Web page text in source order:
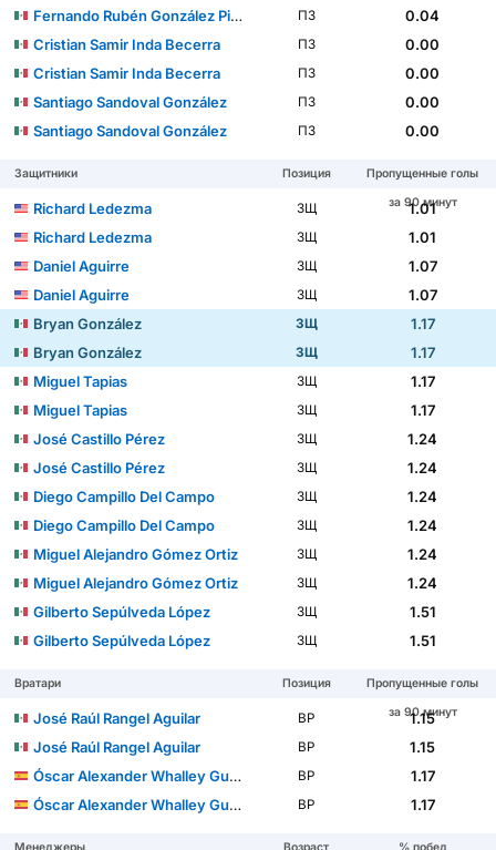
Fernando Rubén González Pineda
ПЗ
0.04
Cristian Samir Inda Becerra
ПЗ
0.00
Cristian Samir Inda Becerra
ПЗ
0.00
Santiago Sandoval González
ПЗ
0.00
Santiago Sandoval González
ПЗ 0.00
Защитники Позиция
Пропущенные голы
за 90 минут
Richard Ledezma ЗЩ
1.01
Richard Ledezma
ЗЩ
1.01
Daniel Aguirre
ЗЩ
1.07
Daniel Aguirre
ЗЩ
1.07
Bryan González
ЗЩ
1.17
Bryan González
ЗЩ
1.17
Miguel Tapias
ЗЩ
1.17
Miguel Tapias
ЗЩ
1.17
José Castillo Pérez
ЗЩ
1.24
José Castillo Pérez
ЗЩ
1.24
Diego Campillo Del Campo
ЗЩ
1.24
Diego Campillo Del Campo
ЗЩ
1.24
Miguel Alejandro Gómez Ortiz
ЗЩ
1.24
Miguel Alejandro Gómez Ortiz
ЗЩ
1.24
Gilberto Sepúlveda López
ЗЩ
1.51
Gilberto Sepúlveda López
ЗЩ 1.51
Вратари Позиция
Пропущенные голы
за 90 минут
José Raúl Rangel Aguilar ВР
1.15
José Raúl Rangel Aguilar
ВР
1.15
Óscar Alexander Whalley Guardado
ВР
1.17
Óscar Alexander Whalley Guardado
ВР 1.17
Менеджеры Возраст % побед